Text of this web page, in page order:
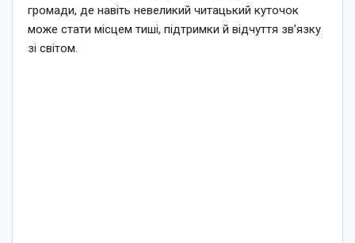
громади, де навіть невеликий читацький куточок
може стати місцем тиші, підтримки й відчуття зв’язку
зі світом.